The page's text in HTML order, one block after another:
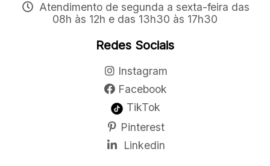
Atendimento de segunda a sexta-feira das
08h às 12h e das 13h30 às 17h30
Redes Sociais
Instagram
Facebook
TikTok
Pinterest
Linkedin